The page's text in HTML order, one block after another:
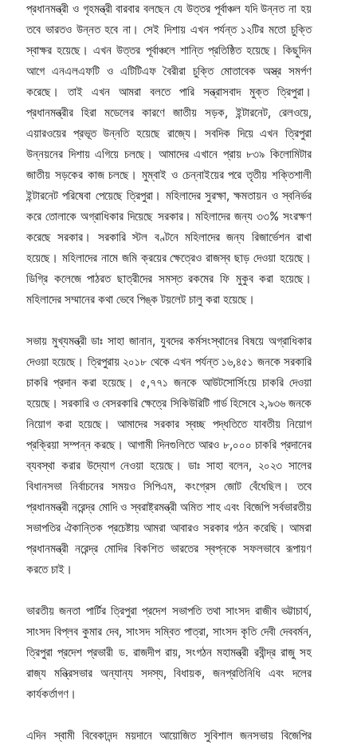
প্রধানমন্ত্রী ও গৃহমন্ত্রী বারবার বলছেন যে উত্তর পূর্বাঞ্চল যদি উন্নত না হয়
তবে ভারতও উন্নত হবে না। সেই দিশায় এখন পর্যন্ত ১২টির মতো চুক্তি
স্বাক্ষর হয়েছে। এখন উত্তর পূর্বাঞ্চলে শান্তি প্রতিষ্ঠিত হয়েছে। কিছুদিন
আগে এনএলএফটি ও এটিটিএফ বৈরীরা চুক্তি মোতাবেক অস্ত্র সমর্পণ
করেছে। তাই এখন আমরা বলতে পারি সন্ত্রাসবাদ মুক্ত ত্রিপুরা।
প্রধানমন্ত্রীর হিরা মডেলের কারণে জাতীয় সড়ক, ইন্টারনেট, রেলওয়ে,
এয়ারওয়ের প্রভূত উন্নতি হয়েছে রাজ্যে। সবদিক দিয়ে এখন ত্রিপুরা
উন্নয়নের দিশায় এগিয়ে চলছে। আমাদের এখানে প্রায় ৮৩৯ কিলোমিটার
জাতীয় সড়কের কাজ চলছে। মুম্বাই ও চেন্নাইয়ের পরে তৃতীয় শক্তিশালী
ইন্টারনেট পরিষেবা পেয়েছে ত্রিপুরা। মহিলাদের সুরক্ষা, ক্ষমতায়ন ও স্বনির্ভর
করে তোলাকে অগ্রাধিকার দিয়েছে সরকার। মহিলাদের জন্য ৩৩% সংরক্ষণ
করেছে সরকার। সরকারি স্টল বণ্টনে মহিলাদের জন্য রিজার্ভেশন রাখা
হয়েছে। মহিলাদের নামে জমি ক্রয়ের ক্ষেত্রেও রাজস্ব ছাড় দেওয়া হয়েছে।
ডিগ্রি কলেজে পাঠরত ছাত্রীদের সমস্ত রকমের ফি মুকুব করা হয়েছে।
মহিলাদের সম্মানের কথা ভেবে পিঙ্ক টয়লেট চালু করা হয়েছে।
সভায় মুখ্যমন্ত্রী ডাঃ সাহা জানান, যুবদের কর্মসংস্থানের বিষয়ে অগ্রাধিকার
দেওয়া হয়েছে। ত্রিপুরায় ২০১৮ থেকে এখন পর্যন্ত ১৬,৪৫১ জনকে সরকারি
চাকরি প্রদান করা হয়েছে। ৫,৭৭১ জনকে আউটসোর্সিংয়ে চাকরি দেওয়া
হয়েছে। সরকারি ও বেসরকারি ক্ষেত্রে সিকিউরিটি গার্ড হিসেবে ২,৯৩৬ জনকে
নিয়োগ করা হয়েছে। আমাদের সরকার স্বচ্ছ পদ্ধতিতে যাবতীয় নিয়োগ
প্রক্রিয়া সম্পন্ন করছে। আগামী দিনগুলিতে আরও ৮,০০০ চাকরি প্রদানের
ব্যবস্থা করার উদ্যোগ নেওয়া হয়েছে। ডাঃ সাহা বলেন, ২০২৩ সালের
বিধানসভা নির্বাচনের সময়ও সিপিএম, কংগ্রেস জোট বেঁধেছিল। তবে
প্রধানমন্ত্রী নরেন্দ্র মোদি ও স্বরাষ্ট্রমন্ত্রী অমিত শাহ এবং বিজেপি সর্বভারতীয়
সভাপতির ঐকান্তিক প্রচেষ্টায় আমরা আবারও সরকার গঠন করেছি। আমরা
প্রধানমন্ত্রী নরেন্দ্র মোদির বিকশিত ভারতের স্বপ্নকে সফলভাবে রূপায়ণ
করতে চাই।
ভারতীয় জনতা পার্টির ত্রিপুরা প্রদেশ সভাপতি তথা সাংসদ রাজীব ভট্টাচার্য,
সাংসদ বিপ্লব কুমার দেব, সাংসদ সম্বিত পাত্রা, সাংসদ কৃতি দেবী দেববর্মন,
ত্রিপুরা প্রদেশ প্রভারী ড. রাজদীপ রায়, সংগঠন মহামন্ত্রী রবীন্দ্র রাজু সহ
রাজ্য মন্ত্রিসভার অন্যান্য সদস্য, বিধায়ক, জনপ্রতিনিধি এবং দলের
কার্যকর্তাগণ।
এদিন স্বামী বিবেকানন্দ ময়দানে আয়োজিত সুবিশাল জনসভায় বিজেপির